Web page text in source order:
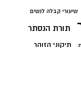
שיעורי קבלה לנשים
תורת הנסתר
תיקוני הזוהר